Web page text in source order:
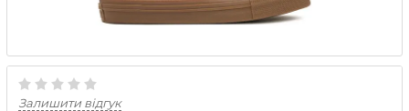
Залишити відгук